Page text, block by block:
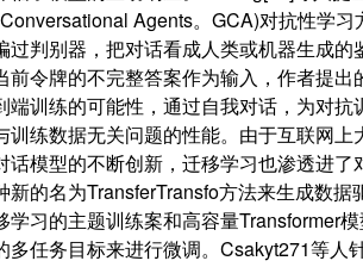
Agents。GCA)对抗性学
过判别器，把对话看成人类或机器生成的
前令牌的不完整答案作为输入，作者提出
端训练的可能性，通过自我对话，为对抗
训练数据无关问题的性能。由于互联网上
话模型的不断创新，迁移学习也渗透进
新的名为TransferTransfo方法来生成数据
学习的主题训练案和高容量Transformer
多任务目标来进行微调。Csakyt271等人